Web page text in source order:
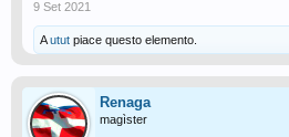
9 Set 2021
Autut piace questo elemento.
Renaga
magìster